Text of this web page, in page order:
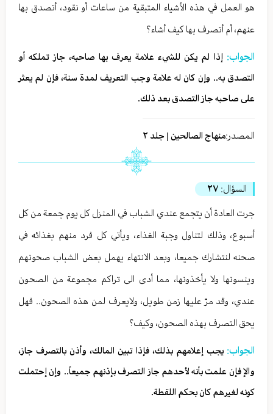
هو العمل في هذه الأشياء المتبقية من ساعات أو نقود، أتصدق بها
عنهم، أم أتصرف بها كيف أشاء؟
الجواب: إذا لم يكن للشيء علامة يعرف بها صاحبه، جاز تملكه أو
التصدق به.. وإن كان له علامة وجب التعريف لمدة سنة، فإن لم يعثر
على صاحبه جاز التصدق بعد ذلك.
المصدر:منهاج الصالحين | جلد ٢
السؤال: ٢٧
جرت العادة أن يتجمع عندي الشباب في المنزل كل يوم جمعة من كل
أسبوع، وذلك لتناول وجبة الغذاء، ويأتي كل فرد منهم بغذائه في
صحنه لنتشارك جميعا، وبعد الانتهاء يهمل بعض الشباب صحونهم
وينسونها ولا يأخذونها، مما أدى الى تراكم مجموعة من الصحون
عندي، وقد مرّ عليها زمن طويل، ولايعرف لمن هذه الصحون.. فهل
يحق التصرف بهذه الصحون، وكيف؟
الجواب:يجب إعلامهم بذلك، فإذا تبين المالك، وأذن بالتصرف جاز،
والإ فإن علمت بأنه لأحدهم جاز التصرف بإذنهم جميعاً.. وإن إحتملت
كونه لغيرهم كان بحكم اللقطة.